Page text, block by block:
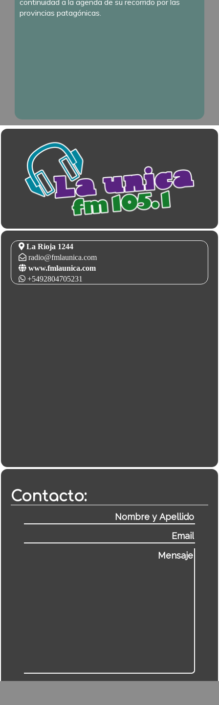
continuidad a la agenda de su recorrido por las
provincias patagónicas.
La Rioja 1244
radio@fmlaunica.com
www.fmlaunica.com
+5492804705231
Contacto: